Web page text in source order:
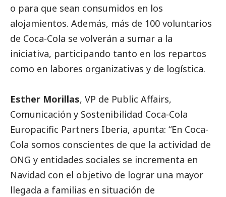
o para que sean consumidos en los
alojamientos. Además, más de 100 voluntarios
de Coca-Cola se volverán a sumar a la
iniciativa, participando tanto en los repartos
como en labores organizativas y de logística.
Esther Morillas, VP de Public Affairs,
Comunicación y Sostenibilidad Coca-Cola
Europacific Partners Iberia, apunta: “En Coca-
Cola somos conscientes de que la actividad de
ONG y entidades sociales se incrementa en
Navidad con el objetivo de lograr una mayor
llegada a familias en situación de